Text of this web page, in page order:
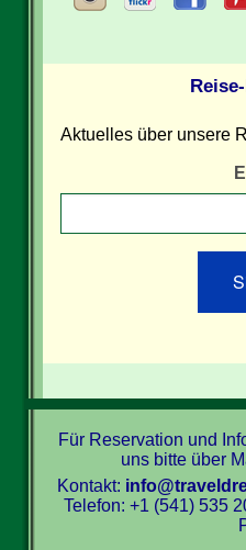
Aktuelles über unsere
Für Reservation und
uns bitte über
Kontakt:
Telefon: +1 (541) 535